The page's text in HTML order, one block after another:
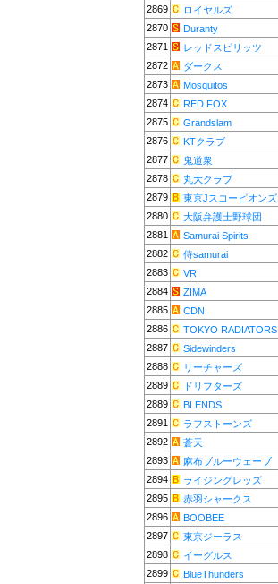
2869
ロイヤルズ
2870
Duranty
2871
レッドスピリッツ
2872
ダークス
2873
Mosquitos
2874
RED FOX
2875
Grandslam
2876
KTクラブ
2877
鬼道衆
2878
丸大クラブ
2879
東京Jスコーピオンズ
2880
大阪弁護士野球団
2881
Samurai Spirits
2882
侍samurai
2883
VR
2884
ZIMA
2885
CDN
2886
TOKYO RADIATORS
2887
Sidewinders
2888
リーチャーズ
2889
ドリフターズ
2889
BLENDS
2891
ラフストーンズ
2892
蒼天
2893
麻布ブルーウェーブ
2894
ライジングレッズ
2895
赤羽シャークス
2896
BOOBEE
2897
東京ジーラス
2898
イーグルス
2899
BlueThunders